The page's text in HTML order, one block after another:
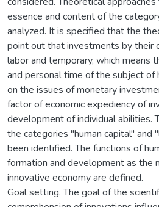
essence and content of the
analyzed. It is specified that the
point out that investments by their
labor and temporary, which means
and personal time of the subject of
on the issues of monetary
factor of economic expediency of
development of individual abilities.
the categories "human capital" and
been identified. The functions of
formation and development as the
innovative economy are defined.
Goal setting. The goal of the